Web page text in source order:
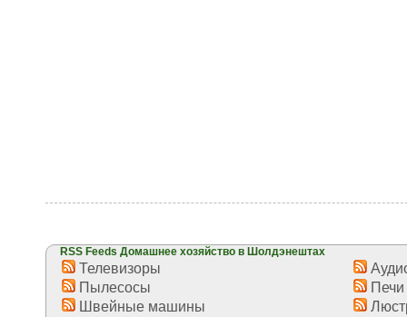
RSS Feeds Домашнее хозяйство в Шолдэнештах
Телевизоры
Пылесосы
Печи
Швейные машины